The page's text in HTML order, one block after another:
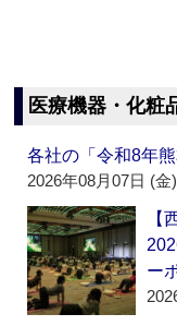
医療機器・化粧
各社の「令和8年
2026年08月07日 (金)
【
ー